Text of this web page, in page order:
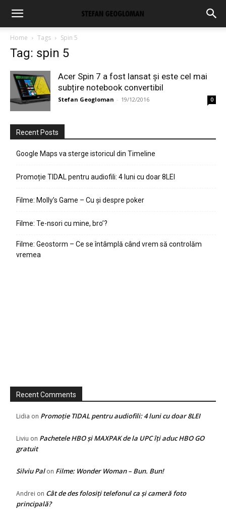
Home Tags Spin 5
Tag: spin 5
Acer Spin 7 a fost lansat și este cel mai
subțire notebook convertibil
Stefan Geogloman - 19/12/2016 0
Recent Posts
Google Maps va sterge istoricul din Timeline
Promoție TIDAL pentru audiofili: 4 luni cu doar 8LEI
Filme: Molly’s Game – Cu și despre poker
Filme: Te-nsori cu mine, bro’?
Filme: Geostorm – Ce se întâmplă când vrem să controlăm
vremea
Recent Comments
Lidia on Promoție TIDAL pentru audiofili: 4 luni cu doar 8LEI
Liviu on Pachetele HBO și MAXPAK de la UPC îți aduc HBO GO
gratuit
Silviu Palon Filme: Wonder Woman – Bun. Bun!
Andrei on Cât de des folosiți telefonul ca și cameră foto
principală?